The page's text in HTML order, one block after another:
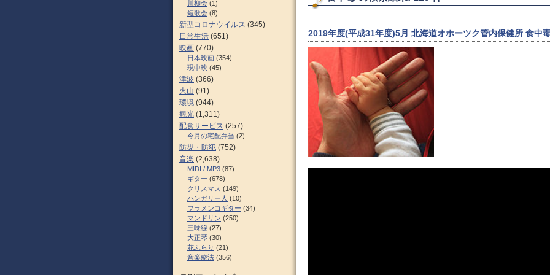
2019年度(平成31年度)5月 北海道オホーツク管内保健所 食中
川柳会 (1)
短歌会 (8)
新型コロナウイルス (345)
日常生活 (651)
映画 (770)
日本映画 (354)
現中映 (45)
津波 (366)
火山 (91)
環境 (944)
観光 (1,311)
配食サービス (257)
今月の宅配弁当 (2)
防災・防犯 (752)
音楽 (2,638)
MIDI / MP3 (87)
ギター (678)
クリスマス (149)
ハンガリー人 (10)
フラメンコギター (34)
マンドリン (250)
三味線 (27)
大正琴 (30)
花ふらり (21)
音楽療法 (356)